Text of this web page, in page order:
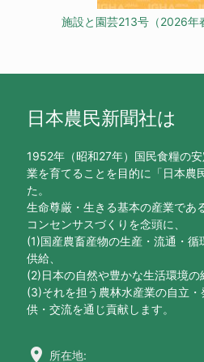
施設と園芸213号（2026年
日本農民新聞社は
1952年（昭和27年）国民食糧の
業を育てることを目的に「日本農
た。
生命尊厳・生きる基本の産業であ
コンセンサスづくりを念頭に、
(1)国産農畜産物の生産・流通・
供給、
(2)日本の自然や豊かな生活環境の
(3)それを担う農林水産業の自立
供・交流を通じ貢献します。
location_on 所在地: